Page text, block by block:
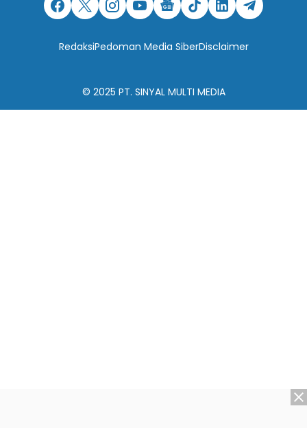
RedaksiPedoman Media SiberDisclaimer
© 2025 PT. SINYAL MULTI MEDIA